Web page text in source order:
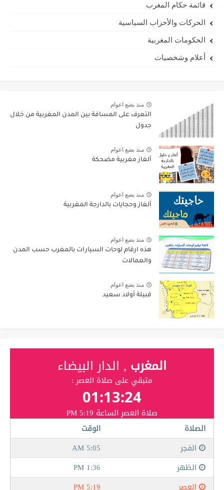
قائمة حكام المغرب
الحركات والأحزاب السياسية
الحكومات المغربية
أعلام وشخصيات
منذ بضع اعوام
التعرف على المسافة بين المدن المغربية من خلال
جدول
منذ بضع اعوام
ألغاز مغربية مضحكة
منذ بضع اعوام
ألغاز وحجايات بالدارجة المغربية
منذ بضع اعوام
هذه ارقام لوحات السيارات بالمغرب حسب المدن
والعمالات
منذ بضع اعوام
قبيلة أولاد سعيد